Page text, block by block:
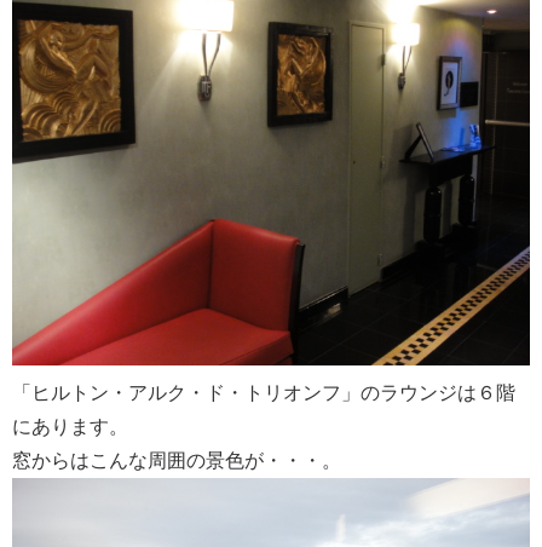
「ヒルトン・アルク・ド・トリオンフ」のラウンジは６階
にあります。
窓からはこんな周囲の景色が・・・。